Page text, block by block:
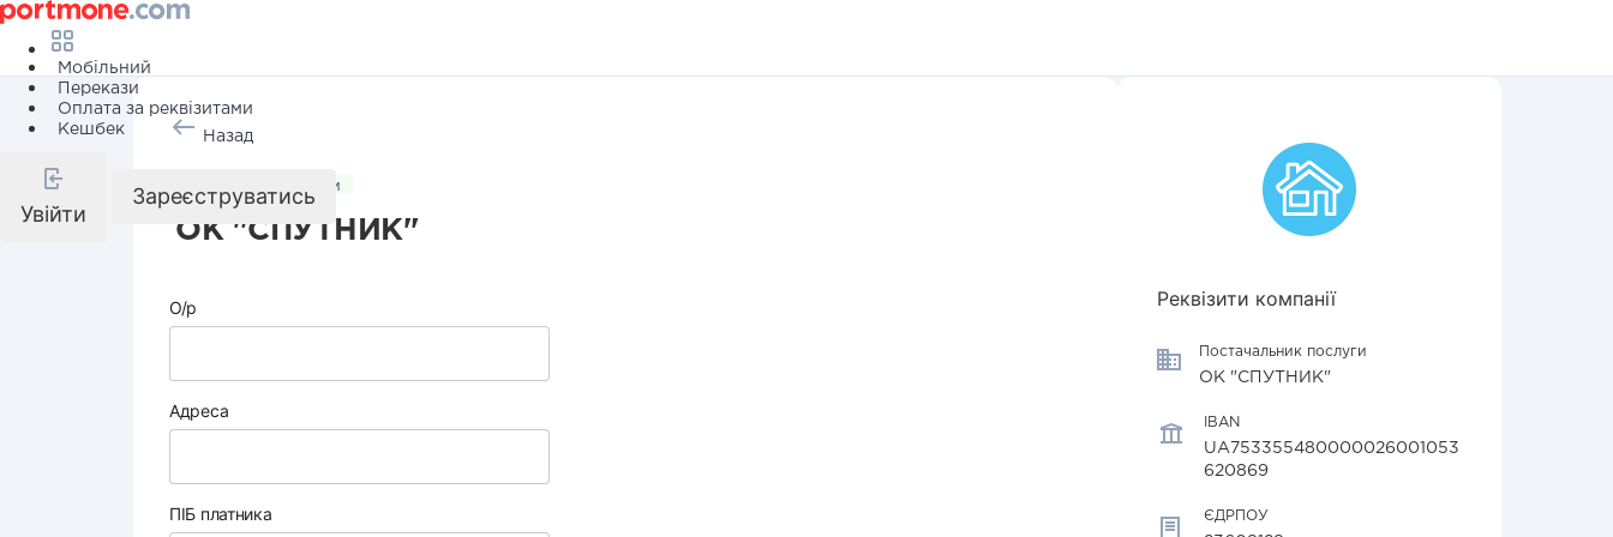
Мобільний
Перекази
Оплата за реквізитами
Кешбек
Увійти
Зареєструватись
Назад
Комунальні послуги
ОК "СПУТНИК"
О/р
Адреса
ПІБ платника
Реквізити компанії
Постачальник послуги
ОК "СПУТНИК"
IBAN
UA753355480000026001053
620869
ЄДРПОУ